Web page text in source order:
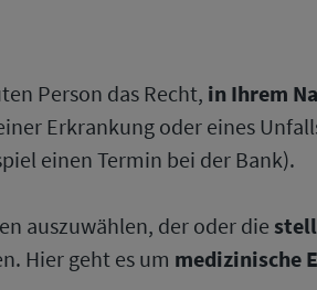
Person das Recht, in Ihrem
Erkrankung oder eines
einen Termin bei der Bank).
auszuwählen, der oder die
Hier geht es um medizinische